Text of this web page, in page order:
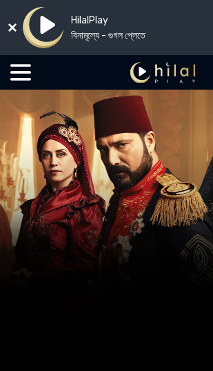
HilalPlay
বিনামূল্যে - গুগল প্লেতে